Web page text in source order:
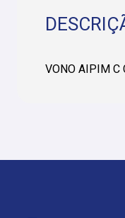
VONO AIPIM C